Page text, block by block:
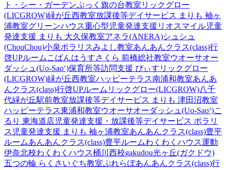
ト・シー・ガーデンぷっく旗の台教室 リックグロー
(LICGROW)緑が丘西教室放課後等デイサービス まりも 袖ヶ
浦教室グリーンハウス重心型児童発達支援 リオスマイル児童
発達支援 まりも 大久保教室アネラ(ANERA)シュシュ
(ChouChou)小泉ポラリスみよし教室あんあんクラス(class)行
啓UPルーム こぱんはうすさくら 前橋総社教室ウオーサオー
ダッシュ(Uo-Sao‘)保育所等訪問支援 ぴぃす リックグロー
(LICGROW)緑が丘西教室ハッピーテラス南浦和教室あんあ
んクラス(class)行啓UPルーム リックグロー(LICGROW)八千
代緑が丘駅前教室放課後等デイサービス まりも 津田沼教室
ハッピーテラス東浦和教室ウオーサオーダッシュ(Uo-Sao‘)こ
るり 東海道店児童発達支援・放課後等デイサービス ポラリ
ス 児童発達支援 まりも 袖ヶ浦教室あんあんクラス(class)豊平
ルームあんあんクラス(class)豊平ルームわくわくハウス運動
伊奈北校わくわくハウス桶川西校gakudou光ヶ丘(ガクドウ)
五つの輪 らくさいぐち教室ぷれらぼあんあんクラス(class)行